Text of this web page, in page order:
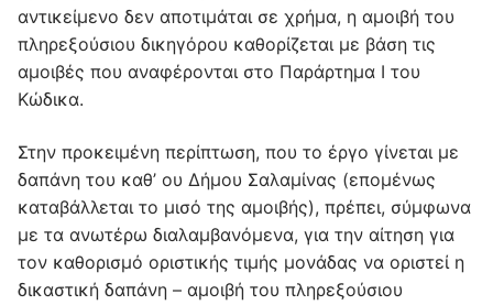
αντικείμενο δεν αποτιμάται σε χρήμα, η αμοιβή του
πληρεξούσιου δικηγόρου καθορίζεται με βάση τις
αμοιβές που αναφέρονται στο Παράρτημα Ι του
Κώδικα.
Στην προκειμένη περίπτωση, που το έργο γίνεται με
δαπάνη του καθ’ ου Δήμου Σαλαμίνας (επομένως
καταβάλλεται το μισό της αμοιβής), πρέπει, σύμφωνα
με τα ανωτέρω διαλαμβανόμενα, για την αίτηση για
τον καθορισμό οριστικής τιμής μονάδας να οριστεί η
δικαστική δαπάνη – αμοιβή του πληρεξούσιου